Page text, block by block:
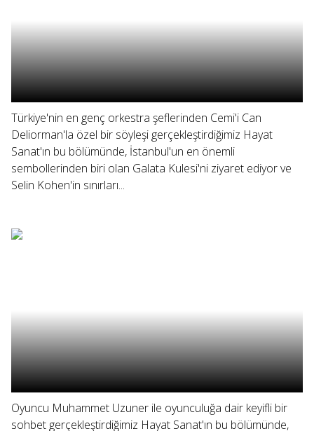
Türkiye'nin en genç orkestra şeflerinden Cemi'i Can
Deliorman'la özel bir söyleşi gerçekleştirdiğimiz Hayat
Sanat'ın bu bölümünde, İstanbul'un en önemli
sembollerinden biri olan Galata Kulesi'ni ziyaret ediyor ve
Selin Kohen'in sınırları...
Oyuncu Muhammet Uzuner ile oyunculuğa dair keyifli bir
sohbet gerçekleştirdiğimiz Hayat Sanat'ın bu bölümünde,